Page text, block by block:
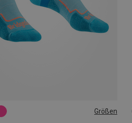
Größen
38|39|40